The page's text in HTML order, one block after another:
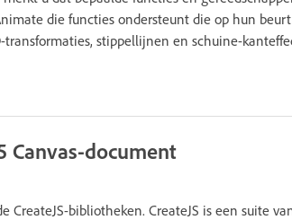
die functies ondersteunt die op hun
stippellijnen en schuine-
Canvas-document
bibliotheken. CreateJS is een suite